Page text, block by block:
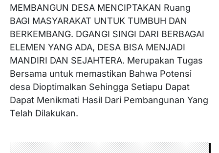
MEMBANGUN DESA MENCIPTAKAN Ruang
BAGI MASYARAKAT UNTUK TUMBUH DAN
BERKEMBANG. DGANGI SINGI DARI BERBAGAI
ELEMEN YANG ADA, DESA BISA MENJADI
MANDIRI DAN SEJAHTERA. Merupakan Tugas
Bersama untuk memastikan Bahwa Potensi
desa Dioptimalkan Sehingga Setiapu Dapat
Dapat Menikmati Hasil Dari Pembangunan Yang
Telah Dilakukan.